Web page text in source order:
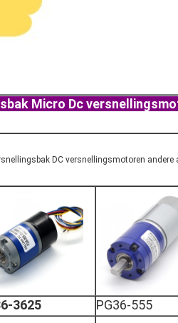
Micro Dc
DC versnellingsmotoren andere
3625 PG36-555